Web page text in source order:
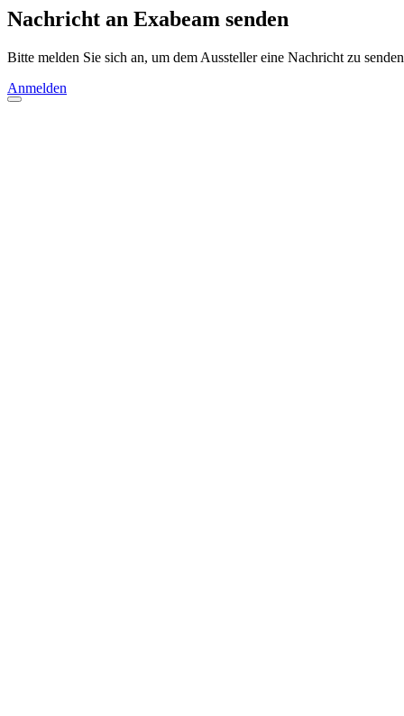
Nachricht an Exabeam senden
Bitte melden Sie sich an, um dem Aussteller eine Nachricht zu
Anmelden